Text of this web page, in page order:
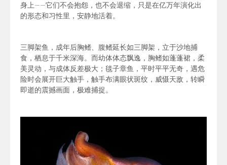
身上——它们不会抱怨，也不会退缩，只是在亿万年演化出
的形态和习性里，安静地活着。
三脚架鱼，成年后胸鳍、腹鳍延长如三脚架，立于沙地捕
食，栖息于千米深海。而幼体体态飘逸，胸鳍如蓬蓬裙，柔
美灵动，与成体反差极大；毯子章鱼，平时平平无奇，遇危
险时会展开巨大触手，触手布满眼状斑纹，威慑天敌，转瞬
即逝的震撼画面，极难捕捉。